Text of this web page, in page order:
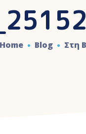
Home Blog Στη